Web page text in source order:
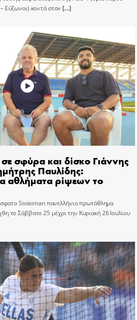
Εύζωνοι) κοντά στον […]
σφύρα και δίσκο Γιάννης
Παυλίδης:
αθλήματα ρίψεων το
Stoiximan πανελλήνιο πρωτάθλημα
το Σάββατο 25 μέχρι την Κυριακή 26 Ιουλίου